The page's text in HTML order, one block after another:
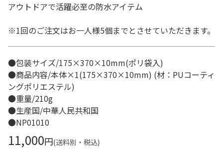
アウトドアで活躍必至の防水アイテム
※1回のご注文はお一人様5個までとさせていただきます。
●包装サイズ/175×370×10mm(ポリ袋入)
●商品内容/本体×1(175×370×10mm) (材：PUコーティ
ングポリエステル)
●重量/210g
●生産国/中華人民共和国
●NP01010
11,000円(送料別・税込)